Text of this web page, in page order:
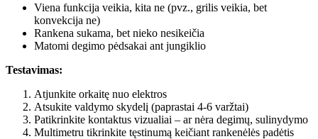
Viena funkcija veikia, kita ne (pvz., grilis veikia, bet
konvekcija ne)
Rankena sukama, bet nieko nesikeičia
Matomi degimo pėdsakai ant jungiklio
Testavimas:
Atjunkite orkaitę nuo elektros
Atsukite valdymo skydelį (paprastai 4-6 varžtai)
Patikrinkite kontaktus vizualiai – ar nėra degimų, sulinydymo
Multimetru tikrinkite tęstinumą keičiant rankenėlės padėtis